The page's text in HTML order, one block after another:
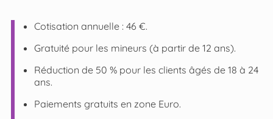
Cotisation annuelle : 46 €.
Gratuité pour les mineurs (à partir de 12 ans).
Réduction de 50 % pour les clients âgés de 18 à 24
ans.
Paiements gratuits en zone Euro.